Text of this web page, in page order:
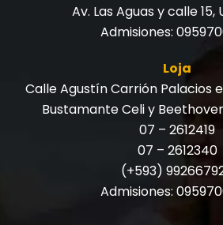
Av. Las Aguas y calle 15,
Admisiones:
Loja
Calle Agustín Carrión Palacios
Bustamante Celi y
07 – 2612419
07 – 2612340
(+593)
Admisiones: